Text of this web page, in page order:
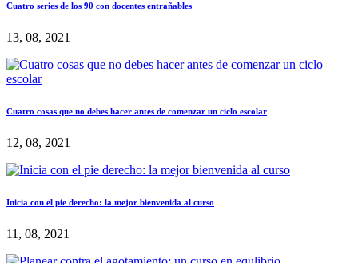
Cuatro series de los 90 con docentes entrañables
13, 08, 2021
Cuatro cosas que no debes hacer antes de comenzar un ciclo escolar
12, 08, 2021
Inicia con el pie derecho: la mejor bienvenida al curso
11, 08, 2021